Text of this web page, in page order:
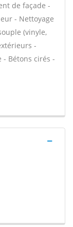
de façade -
- Nettoyage
(vinyle,
-
- Bétons cirés -